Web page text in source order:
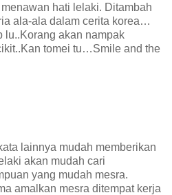
hati lelaki. Ditambah
ala-ala dalam cerita korea…
akan nampak
tomei tu…Smile and the
lainnya mudah memberikan
akan mudah cari
yang mudah mesra.
amalkan mesra ditempat kerja